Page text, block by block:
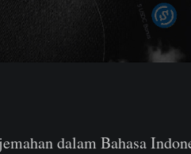
dalam Bahasa